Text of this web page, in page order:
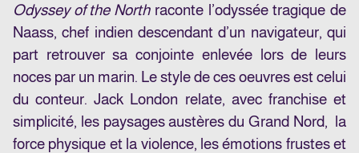
Odyssey of the Northraconte l’odyssée tragique de
Naass, chef indien descendant d’un navigateur, qui
part retrouver sa conjointe enlevée lors de leurs
noces par un marin. Le style de ces oeuvres est celui
du conteur. Jack London relate, avec franchise et
simplicité, les paysages austères du Grand Nord, la
force physique et la violence, les émotions frustes et